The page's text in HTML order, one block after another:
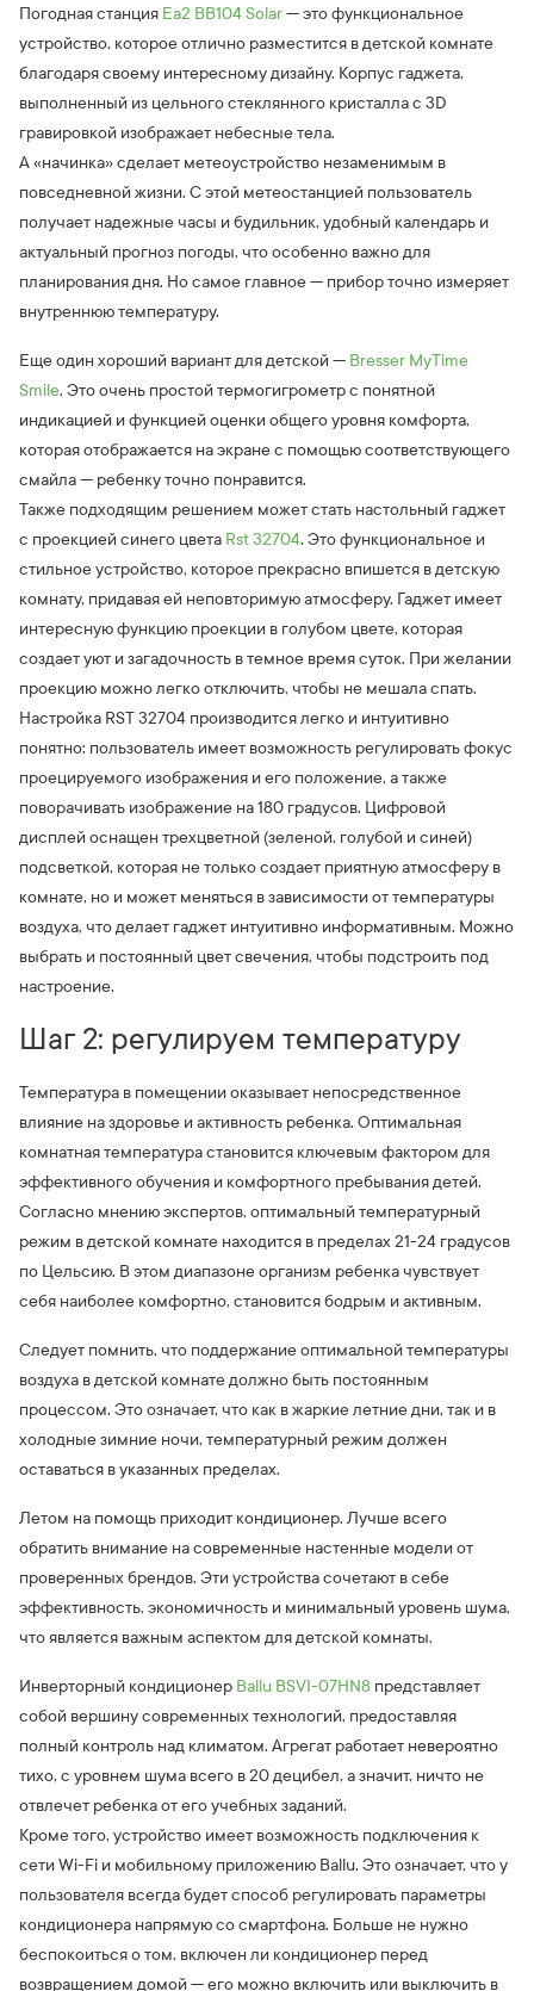
Погодная станция Ea2 BB104 Solar— это функциональное
устройство, которое отлично разместится в детской комнате
благодаря своему интересному дизайну. Корпус гаджета,
выполненный из цельного стеклянного кристалла с 3D
гравировкой изображает небесные тела.
А «начинка» сделает метеоустройство незаменимым в
повседневной жизни. С этой метеостанцией пользователь
получает надежные часы и будильник, удобный календарь и
актуальный прогноз погоды, что особенно важно для
планирования дня. Но самое главное — прибор точно измеряет
внутреннюю температуру.
Еще один хороший вариант для детской — Bresser MyTime
Smile. Это очень простой термогигрометр с понятной
индикацией и функцией оценки общего уровня комфорта,
которая отображается на экране с помощью соответствующего
смайла — ребенку точно понравится.
Также подходящим решением может стать настольный гаджет
с проекцией синего цвета Rst 32704. Это функциональное и
стильное устройство, которое прекрасно впишется в детскую
комнату, придавая ей неповторимую атмосферу. Гаджет имеет
интересную функцию проекции в голубом цвете, которая
создает уют и загадочность в темное время суток. При желании
проекцию можно легко отключить, чтобы не мешала спать.
Настройка RST 32704 производится легко и интуитивно
понятно: пользователь имеет возможность регулировать фокус
проецируемого изображения и его положение, а также
поворачивать изображение на 180 градусов. Цифровой
дисплей оснащен трехцветной (зеленой, голубой и синей)
подсветкой, которая не только создает приятную атмосферу в
комнате, но и может меняться в зависимости от температуры
воздуха, что делает гаджет интуитивно информативным. Можно
выбрать и постоянный цвет свечения, чтобы подстроить под
настроение.
Шаг 2: регулируем температуру
Температура в помещении оказывает непосредственное
влияние на здоровье и активность ребенка. Оптимальная
комнатная температура становится ключевым фактором для
эффективного обучения и комфортного пребывания детей.
Согласно мнению экспертов, оптимальный температурный
режим в детской комнате находится в пределах 21-24 градусов
по Цельсию. В этом диапазоне организм ребенка чувствует
себя наиболее комфортно, становится бодрым и активным.
Следует помнить, что поддержание оптимальной температуры
воздуха в детской комнате должно быть постоянным
процессом. Это означает, что как в жаркие летние дни, так и в
холодные зимние ночи, температурный режим должен
оставаться в указанных пределах.
Летом на помощь приходит кондиционер. Лучше всего
обратить внимание на современные настенные модели от
проверенных брендов. Эти устройства сочетают в себе
эффективность, экономичность и минимальный уровень шума,
что является важным аспектом для детской комнаты.
Инверторный кондиционер Ballu BSVI-07HN8 представляет
собой вершину современных технологий, предоставляя
полный контроль над климатом. Агрегат работает невероятно
тихо, с уровнем шума всего в 20 децибел, а значит, ничто не
отвлечет ребенка от его учебных заданий.
Кроме того, устройство имеет возможность подключения к
сети Wi-Fi и мобильному приложению Ballu. Это означает, что у
пользователя всегда будет способ регулировать параметры
кондиционера напрямую со смартфона. Больше не нужно
беспокоиться о том, включен ли кондиционер перед
возвращением домой — его можно включить или выключить в